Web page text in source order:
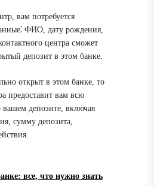
вам потребуется
ФИО, дату рождения,
центра сможет
депозит в этом банке.
открыт в этом банке, то
предоставит вам всю
депозите, включая
сумму депозита,
все, что нужно знать